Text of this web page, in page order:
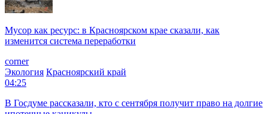
Мусор как ресурс: в Красноярском крае сказали, как
изменится система переработки
corner
Экология Красноярский край
04:25
В Госдуме рассказали, кто с сентября получит право на долгие